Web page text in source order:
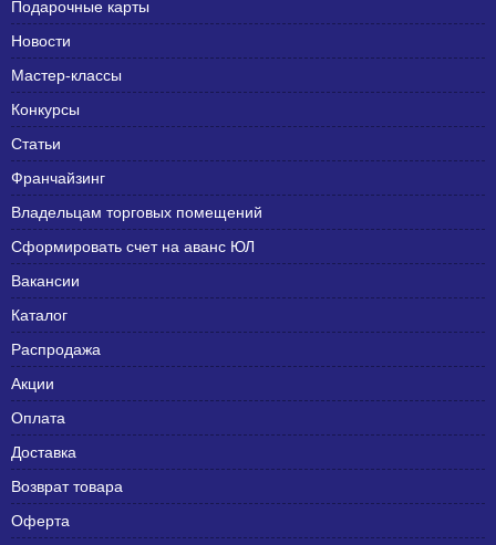
Подарочные карты
Новости
Мастер-классы
Конкурсы
Статьи
Франчайзинг
Владельцам торговых помещений
Сформировать счет на аванс ЮЛ
Вакансии
Каталог
Распродажа
Акции
Оплата
Доставка
Возврат товара
Оферта